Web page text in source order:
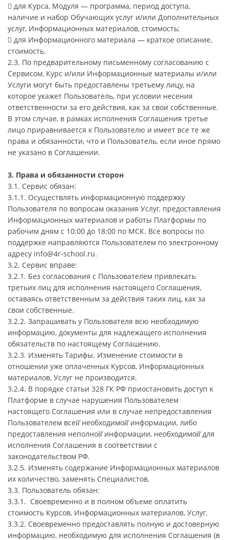
 для Курса, Модуля — программа, период доступа,
наличие и набор Обучающих услуг и/или Дополнительных
услуг, Информационных материалов, стоимость;
 для Информационного материала — краткое описание,
стоимость.
2.3. По предварительному письменному согласованию с
Сервисом, Курс и/или Информационные материалы и/или
Услуги могут быть предоставлены третьему лицу, на
которое укажет Пользователь, при условии несения
ответственности за его действия, как за свои собственные.
В этом случае, в рамках исполнения Соглашения третье
лицо приравнивается к Пользователю и имеет все те же
права и обязанности, что и Пользователь, если иное прямо
не указано в Соглашении.
3. Права и обязанности сторон
3.1. Сервис обязан:
3.1.1. Осуществлять информационную поддержку
Пользователя по вопросам оказания Услуг, предоставления
Информационных материалов и работы Платформы по
рабочим дням с 10:00 до 18:00 по МСК. Все вопросы по
поддержке направляются Пользователем по электронному
адресу info@4r-school.ru.
3.2. Сервис вправе:
3.2.1. Без согласования с Пользователем привлекать
третьих лиц для исполнения настоящего Соглашения,
оставаясь ответственным за действия таких лиц, как за
свои собственные.
3.2.2. Запрашивать у Пользователя всю необходимую
информацию, документы для надлежащего исполнения
обязательств по настоящему Соглашению.
3.2.3. Изменять Тарифы. Изменение стоимости в
отношении уже оплаченных Курсов, Информационных
материалов, Услуг не производится.
3.2.4. В порядке статьи 328 ГК РФ приостановить доступ к
Платформе в случае нарушения Пользователем
настоящего Соглашения или в случае непредоставления
Пользователем всей̆ необходимой̆ информации, либо
предоставления неполной̆ информации, необходимой̆ для
исполнения Соглашения в соответствии с
законодательством РФ.
3.2.5. Изменять содержание Информационных материалов
их количество, заменять Специалистов.
3.3. Пользователь обязан:
3.3.1. Своевременно и в полном объеме оплатить
стоимость Курсов, Информационных материалов, Услуг.
3.3.2. Своевременно предоставлять полную и достоверную
информацию, необходимую для исполнения Соглашения (в